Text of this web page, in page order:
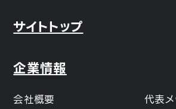
サイトトップ
企業情報
会社概要
代表